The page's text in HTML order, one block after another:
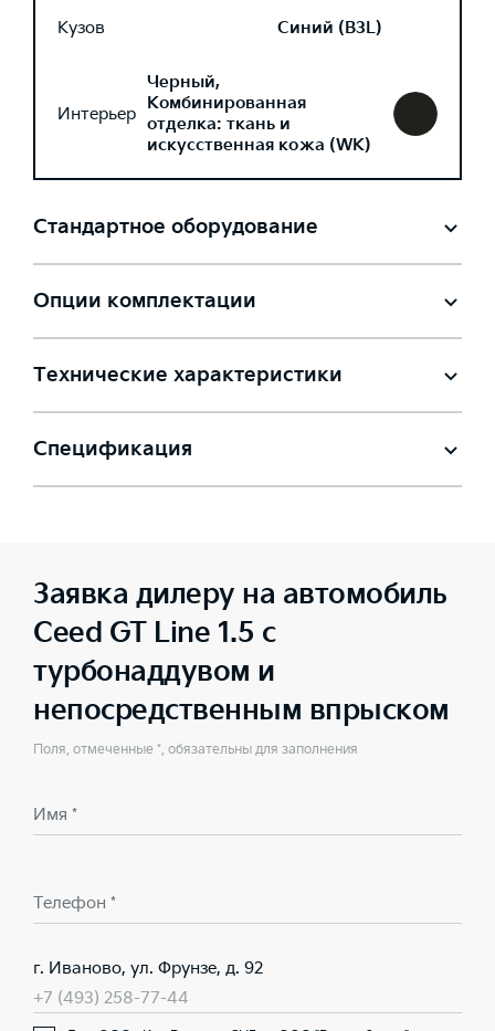
Кузов Синий (B3L)
Интерьер
Черный,
Комбинированная
отделка: ткань и
искусственная кожа (WK)
Стандартное оборудование
Опции комплектации
Технические характеристики
Спецификация
Заявка дилеру на автомобиль
Ceed GT Line 1.5 с
турбонаддувом и
непосредственным впрыском
Поля, отмеченные *, обязательны для заполнения
Имя *
Телефон *
г. Иваново, ул. Фрунзе, д. 92
+7 (493) 258-77-44